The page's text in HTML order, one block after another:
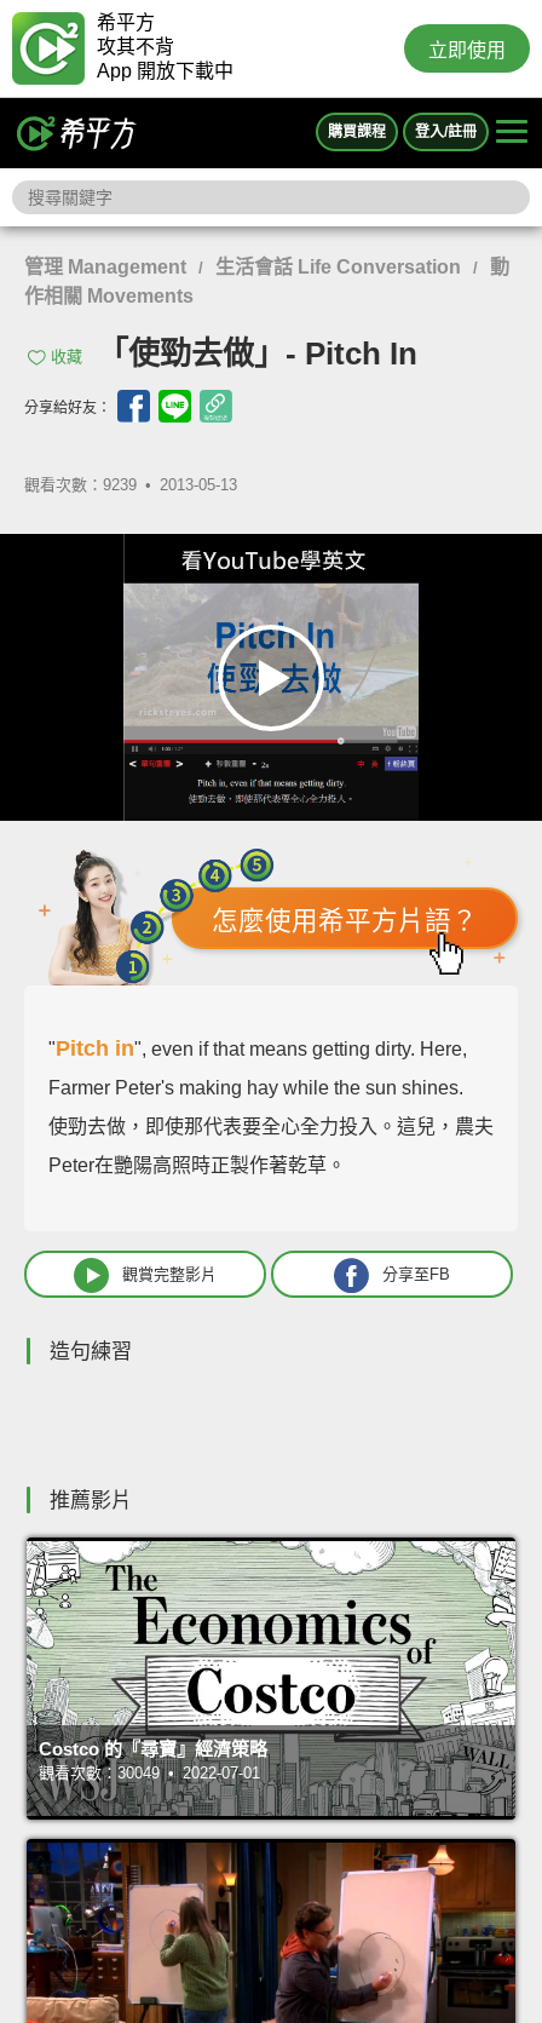
希平方
攻其不背
App 開放下載中
立即使用
購買課程 登入/註冊
管理 Management / 生活會話 Life Conversation /
動
作相關 Movements
收藏 「使勁去做」- Pitch In
分享給好友：
觀看次數：9239 • 2013-05-13
怎麼使用希平方片語？
"Pitch in", even if that means getting dirty. Here,
Farmer Peter's making hay while the sun shines.
使勁去做，即使那代表要全心全力投入。這兒，農夫
Peter在艷陽高照時正製作著乾草。
觀賞完整影片 分享至FB
造句練習
推薦影片
Costco 的『尋寶』經濟策略
觀看次數：30049 • 2022-07-01